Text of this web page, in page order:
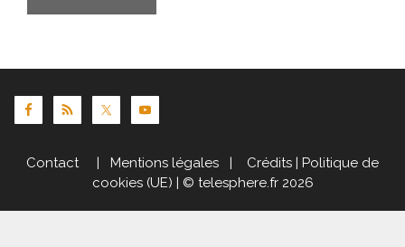
Contact| Mentions légales | Crédits | Politique de
cookies (UE) | © telesphere.fr 2026